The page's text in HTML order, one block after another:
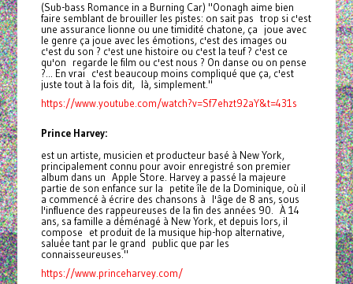
(Sub-bass Romance in a Burning Car) "Oonagh aime bien
faire semblant de brouiller les pistes: on sait pas trop si c'est
une assurance lionne ou une timidité chatone, ça joue avec
le genre ça joue avec les émotions, c'est des images ou
c'est du son ? c'est une histoire ou c'est la teuf ? c'est ce
qu'on regarde le film ou c'est nous ? On danse ou on pense
?... En vrai c'est beaucoup moins compliqué que ça, c'est
juste tout à la fois dit, là, simplement."
https://www.youtube.com/watch?v=Sf7ehzt92aY&t=431s
Prince Harvey:
est un artiste, musicien et producteur basé à New York,
principalement connu pour avoir enregistré son premier
album dans un Apple Store. Harvey a passé la majeure
partie de son enfance sur la petite île de la Dominique, où il
a commencé à écrire des chansons à l'âge de 8 ans, sous
l'influence des rappeureuses de la fin des années 90. À 14
ans, sa famille a déménagé à New York, et depuis lors, il
compose et produit de la musique hip-hop alternative,
saluée tant par le grand public que par les
connaisseureuses."
https://www.princeharvey.com/